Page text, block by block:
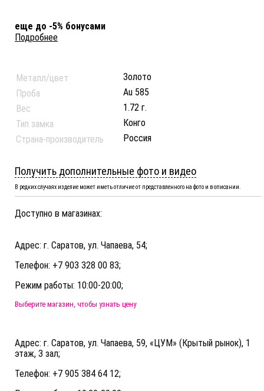
еще до -5% бонусами
Подробнее
Металл/цвет
Золото
Проба
Au 585
Вес
1.72 г.
Тип замка
Конго
Страна-производитель
Россия
Получить дополнительные фото и видео
В редких случаях изделие может иметь отличие от представленного на фото и в описании.
Доступно в магазинах:
Адрес: г. Саратов, ул. Чапаева, 54;
Телефон: +7 903 328 00 83;
Режим работы: 10:00-20:00;
Выберите магазин, чтобы узнать цену
Адрес: г. Саратов, ул. Чапаева, 59, «ЦУМ» (Крытый рынок), 1
этаж, 3 зал;
Телефон: +7 905 384 64 12;